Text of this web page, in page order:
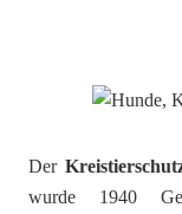
Der
wurde 1940